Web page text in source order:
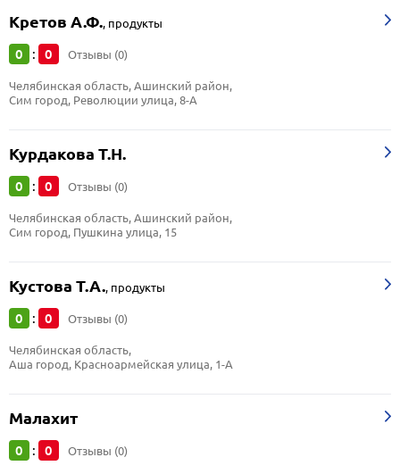
Кретов А.Ф., продукты
0 : 0 Отзывы (0)
Челябинская область, Ашинский район,
Сим город, Революции улица, 8-А
Курдакова Т.Н.
0 : 0 Отзывы (0)
Челябинская область, Ашинский район,
Сим город, Пушкина улица, 15
Кустова Т.А., продукты
0 : 0 Отзывы (0)
Челябинская область,
Аша город, Красноармейская улица, 1-А
Малахит
0 : 0 Отзывы (0)